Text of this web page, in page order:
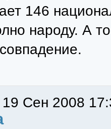
146
народу. А
Сен 2008